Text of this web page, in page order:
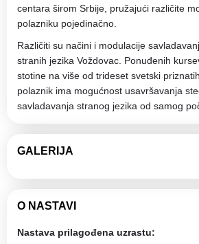
centara širom Srbije, pružajući različite
polazniku pojedinačno.
Različiti su načini i modulacije
stranih jezika Voždovac. Ponuđenih
stotine na više od trideset svetski
polaznik ima mogućnost usavršavanja
savladavanja stranog jezika od samog
GALERIJA
O NASTAVI
Nastava prilagođena uzrastu: